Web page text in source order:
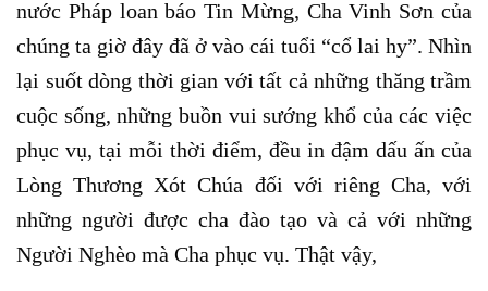
nước Pháp loan báo Tin Mừng, Cha Vinh Sơn của
chúng ta giờ đây đã ở vào cái tuổi “cổ lai hy”. Nhìn
lại suốt dòng thời gian với tất cả những thăng trầm
cuộc sống, những buồn vui sướng khổ của các việc
phục vụ, tại mỗi thời điểm, đều in đậm dấu ấn của
Lòng Thương Xót Chúa đối với riêng Cha, với
những người được cha đào tạo và cả với những
Người Nghèo mà Cha phục vụ. Thật vậy,